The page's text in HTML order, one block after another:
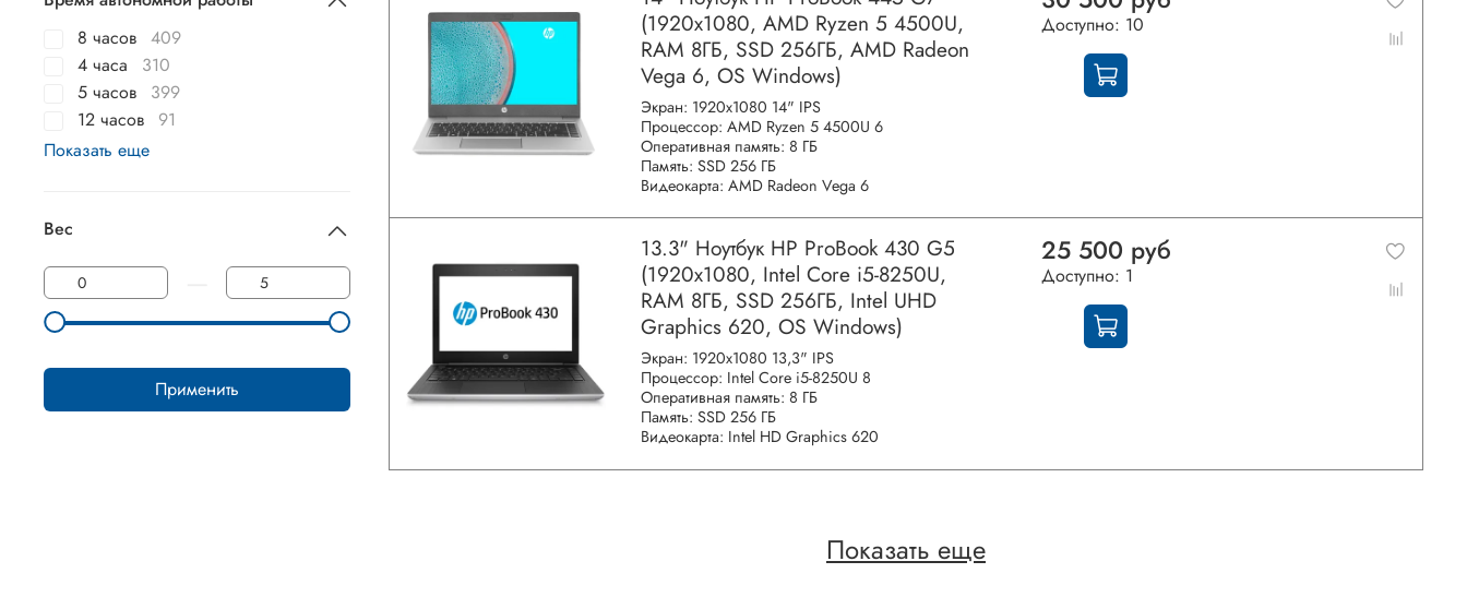
(1920x1080, AMD Ryzen 5 4500U,
RAM 8ГБ, SSD 256ГБ, AMD Radeon
Vega 6, OS Windows)
Экран: 1920x1080 14" IPS
Процессор: AMD Ryzen 5 4500U 6
Оперативная память: 8 ГБ
Память: SSD 256 ГБ
Видеокарта: AMD Radeon Vega 6
Доступно: 10
13.3" Ноутбук HP ProBook 430 G5
(1920x1080, Intel Core i5-8250U,
RAM 8ГБ, SSD 256ГБ, Intel UHD
Graphics 620, OS Windows)
Экран: 1920x1080 13,3" IPS
Процессор: Intel Core i5-8250U 8
Оперативная память: 8 ГБ
Память: SSD 256 ГБ
Видеокарта: Intel HD Graphics 620
25 500 руб
Доступно: 1
Показать еще
8 часов 409
4 часа
310
5 часов
399
12 часов
91
Показать еще
Вес
Применить